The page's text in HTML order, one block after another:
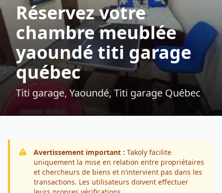
Réservez votre
chambre meublée
yaoundé titi garage
québec
Titi garage, Yaoundé, Titi garage Québec
Avertissement important : Takoly facilite
uniquement la mise en relation entre propriétaires
et chercheurs de biens et n’intervient pas dans les
transactions. Les utilisateurs doivent effectuer